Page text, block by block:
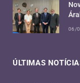
ÚLTIMAS
06/